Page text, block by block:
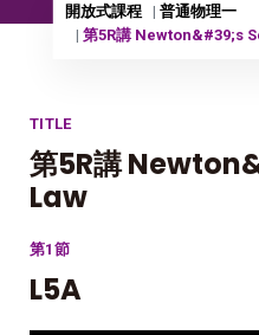
開放式課程
普通物理一
第5R講 Newton&#39;s
TITLE
第5R講
Law
第1節
L5A